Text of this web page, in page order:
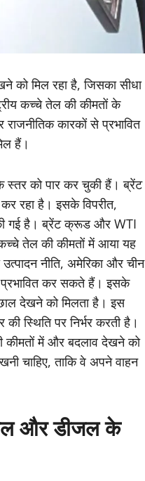
को मिल रहा है, जिसका सीधा
कच्चे तेल की कीमतों के
कारकों से प्रभावित
हैं।
को पार कर चुकी हैं। ब्रेंट
रहा है। इसके विपरीत,
गई है। ब्रेंट क्रूड और WTI
तेल की कीमतों में आया यह
नीति, अमेरिका और चीन
प्रभावित कर सकते हैं। इसके
देखने को मिलता है। इस
स्थिति पर निर्भर करती है।
में और बदलाव देखने को
चाहिए, ताकि वे अपने वाहन
और डीजल के